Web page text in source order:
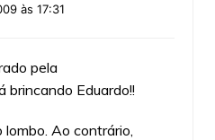
às 17:31
pela
brincando Eduardo!!
Ao contrário,